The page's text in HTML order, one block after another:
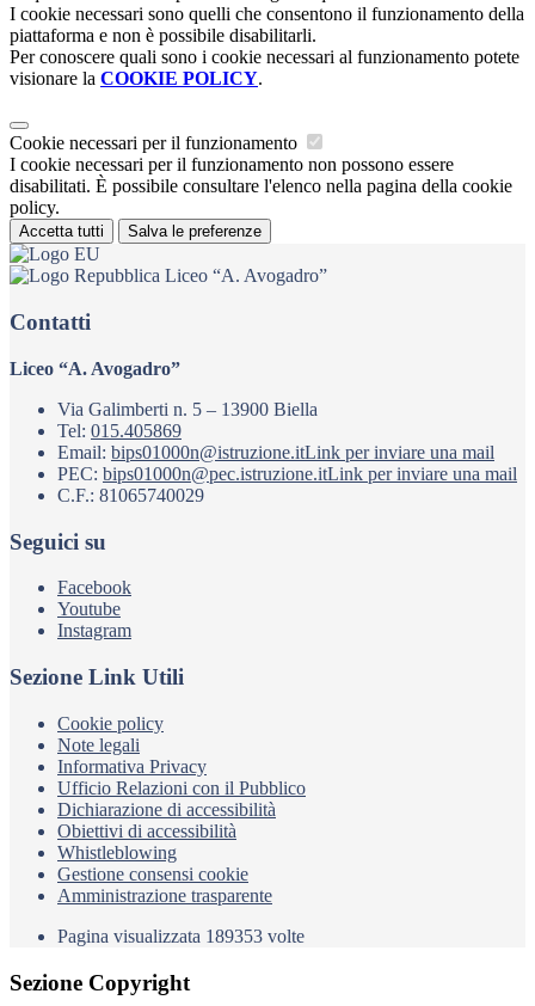
I cookie necessari sono quelli che consentono il funzionamento della
piattaforma e non è possibile disabilitarli.
Per conoscere quali sono i cookie necessari al funzionamento potete
visionare la COOKIE POLICY.
Cookie necessari per il funzionamento
I cookie necessari per il funzionamento non possono essere
disabilitati. È possibile consultare l'elenco nella pagina della cookie
policy.
Accetta tutti Salva le preferenze
Liceo “A. Avogadro”
Contatti
Liceo “A. Avogadro”
Via Galimberti n. 5 – 13900 Biella
Tel: 015.405869
Email: bips01000n@istruzione.itLink per inviare una mail
PEC: bips01000n@pec.istruzione.itLink per inviare una mail
C.F.: 81065740029
Seguici su
Facebook
Youtube
Instagram
Sezione Link Utili
Cookie policy
Note legali
Informativa Privacy
Ufficio Relazioni con il Pubblico
Dichiarazione di accessibilità
Obiettivi di accessibilità
Whistleblowing
Gestione consensi cookie
Amministrazione trasparente
Pagina visualizzata 189353 volte
Sezione Copyright